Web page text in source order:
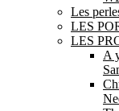
Les
LES
LES
A